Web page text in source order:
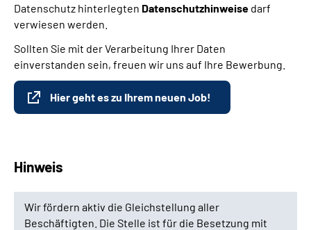
Datenschutz hinterlegten Datenschutzhinweise darf
verwiesen werden.
Sollten Sie mit der Verarbeitung Ihrer Daten
einverstanden sein, freuen wir uns auf Ihre Bewerbung.
Hier geht es zu Ihrem neuen Job!
Hinweis
Wir fördern aktiv die Gleichstellung aller
Beschäftigten. Die Stelle ist für die Besetzung mit